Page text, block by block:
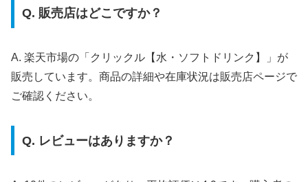
Q. 販売店はどこですか？
A. 楽天市場の「クリックル【水・ソフトドリンク】」が
販売しています。商品の詳細や在庫状況は販売店ページで
ご確認ください。
Q. レビューはありますか？